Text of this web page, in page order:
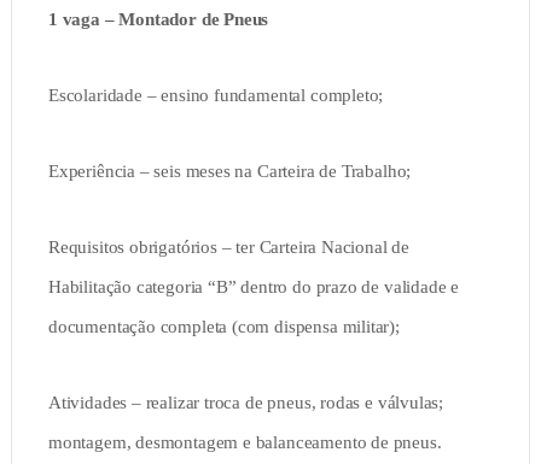
1 vaga – Montador de Pneus
Escolaridade – ensino fundamental completo;
Experiência – seis meses na Carteira de Trabalho;
Requisitos obrigatórios – ter Carteira Nacional de
Habilitação categoria “B” dentro do prazo de validade e
documentação completa (com dispensa militar);
Atividades – realizar troca de pneus, rodas e válvulas;
montagem, desmontagem e balanceamento de pneus.